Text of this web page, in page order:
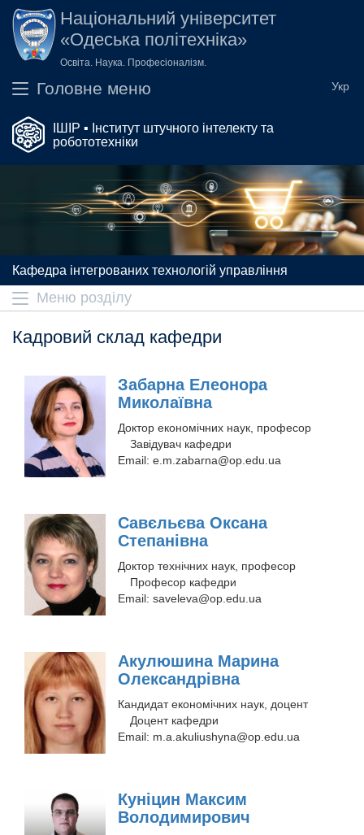
Перейти до основного вмісту
Національний університет
«Одеська політехніка»
Освіта. Наука. Професіоналізм.
Головне меню
ІШІР ▪ Інститут штучного інтелекту та
робототехніки
Кафедра інтегрованих технологій управління
Меню розділу
Кадровий склад кафедри
Забарна Елеонора
Миколаївна
Доктор економічних наук, професор
Завідувач кафедри
Email: e.m.zabarna@op.edu.ua
Савєльєва Оксана
Степанівна
Доктор технічних наук, професор
Професор кафедри
Email: saveleva@op.edu.ua
Акулюшина Марина
Олександрівна
Кандидат економічних наук, доцент
Доцент кафедри
Email: m.a.akuliushyna@op.edu.ua
Куніцин Максим
Володимирович